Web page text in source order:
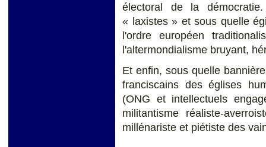
électoral de la
« laxistes » et sous quelle
l'ordre européen
l'altermondialisme bruyant,
Et enfin, sous quelle
franciscains des églises
(ONG et intellectuels
militantisme réaliste-
millénariste et piétiste des